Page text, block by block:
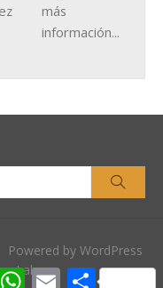
más
información...
Powered by WordPress
Lab
WhatsApp
EmailCompartir